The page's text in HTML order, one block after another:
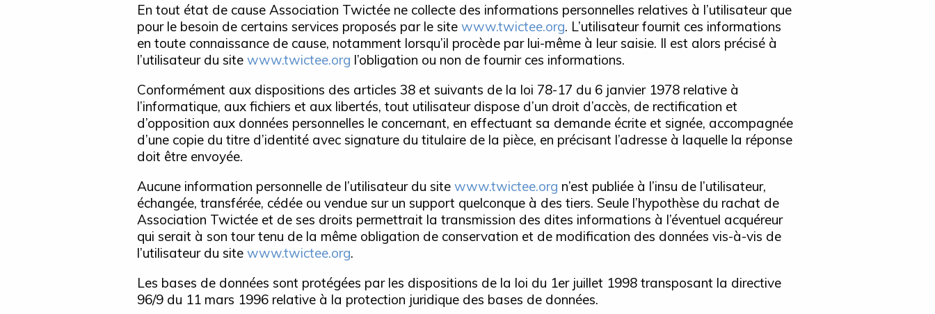
En tout état de cause Association Twictée ne collecte des informations personnelles relatives à l’utilisateur que
pour le besoin de certains services proposés par le site www.twictee.org. L’utilisateur fournit ces informations
en toute connaissance de cause, notamment lorsqu’il procède par lui-même à leur saisie. Il est alors précisé à
l’utilisateur du site www.twictee.org l’obligation ou non de fournir ces informations.
Conformément aux dispositions des articles 38 et suivants de la loi 78-17 du 6 janvier 1978 relative à
l’informatique, aux fichiers et aux libertés, tout utilisateur dispose d’un droit d’accès, de rectification et
d’opposition aux données personnelles le concernant, en effectuant sa demande écrite et signée, accompagnée
d’une copie du titre d’identité avec signature du titulaire de la pièce, en précisant l’adresse à laquelle la réponse
doit être envoyée.
Aucune information personnelle de l’utilisateur du site www.twictee.org n’est publiée à l’insu de l’utilisateur,
échangée, transférée, cédée ou vendue sur un support quelconque à des tiers. Seule l’hypothèse du rachat de
Association Twictée et de ses droits permettrait la transmission des dites informations à l’éventuel acquéreur
qui serait à son tour tenu de la même obligation de conservation et de modification des données vis-à-vis de
l’utilisateur du site www.twictee.org.
Les bases de données sont protégées par les dispositions de la loi du 1er juillet 1998 transposant la directive
96/9 du 11 mars 1996 relative à la protection juridique des bases de données.